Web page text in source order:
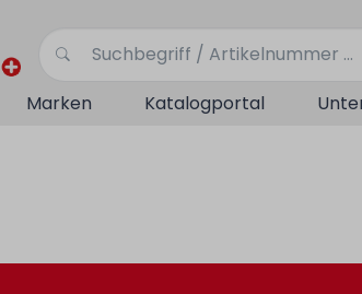
Marken Katalogportal